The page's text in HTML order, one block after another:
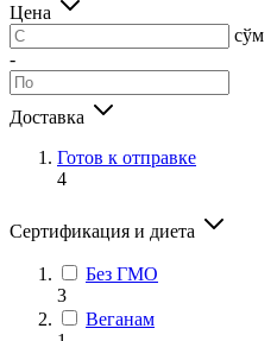
Цена
сўм
-
Доставка
Готов к отправке
4
Сертификация и диета
Без ГМО
3
Веганам